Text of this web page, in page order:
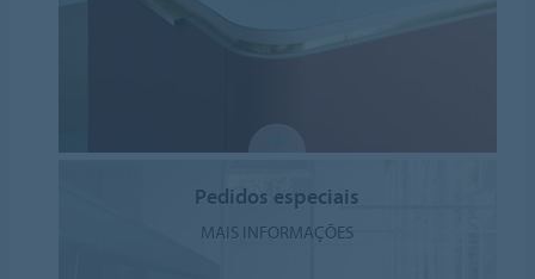
Pedidos especiais
MAIS INFORMAÇÕES